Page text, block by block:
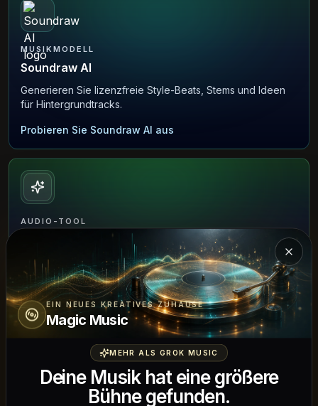
MUSIKMODELL
Soundraw AI
Generieren Sie lizenzfreie Style-Beats, Stems und Ideen
für Hintergrundtracks.
Probieren Sie Soundraw AI aus
AUDIO-TOOL
Laden Sie einen kurzen Clip hoch, um Songtitel, Künstler
und Hörlinks zu erkennen.
Probieren Sie Song Finder aus
EIN NEUES KREATIVES ZUHAUSE
Magic Music
MEHR ALS GROK MUSIC
Deine Musik hat eine größere
Bühne gefunden.